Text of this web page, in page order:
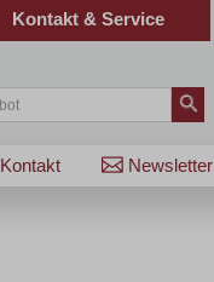
Kontakt & Service
Newsletter
Kontakt